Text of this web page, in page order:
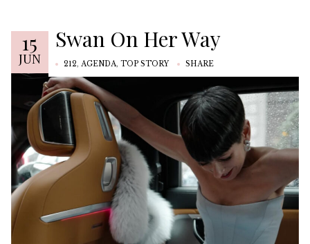
15
JUN
Swan On Her Way
212, AGENDA, TOP STORY SHARE